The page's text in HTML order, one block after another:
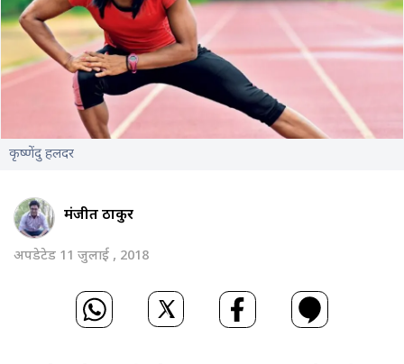
कृष्णेंदु हलदर
मंजीत ठाकुर
अपडेटेड 11 जुलाई , 2018